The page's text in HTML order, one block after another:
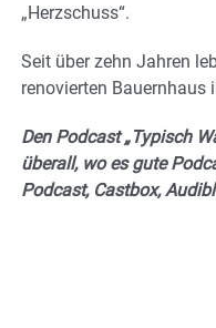
„Herzschuss“.
Seit über zehn Jahren
renovierten Bauernhaus
Den Podcast „Typisch
überall, wo es gute
Podcast, Castbox,